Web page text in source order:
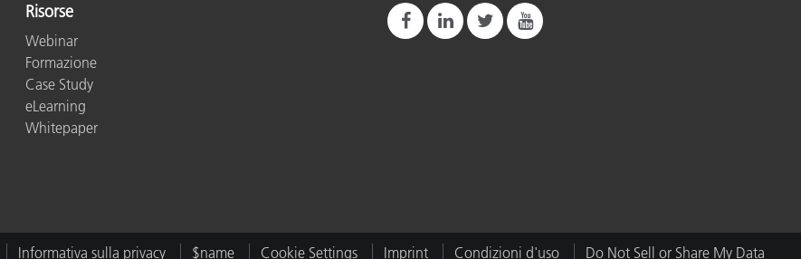
Risorse
Webinar
Formazione
Case Study
eLearning
Whitepaper
Informativa sulla privacy $name Cookie Settings Imprint Condizioni d'uso Do Not Sell or Share My Data